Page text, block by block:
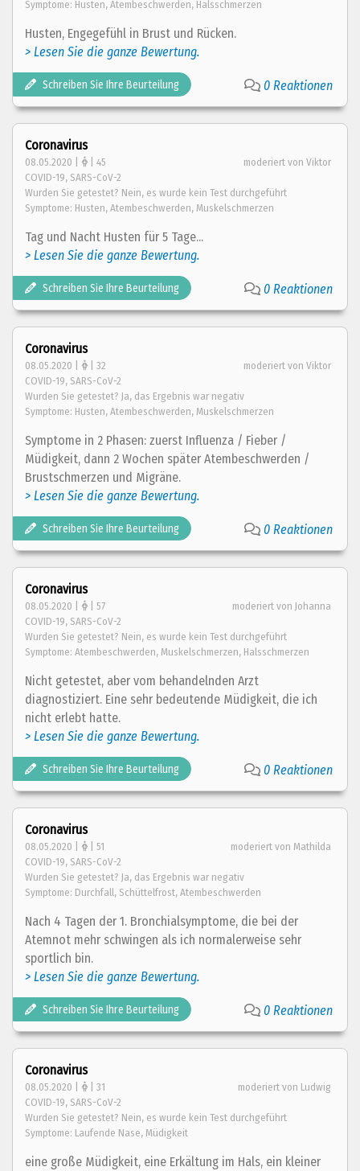
Symptome: Husten, Atembeschwerden, Halsschmerzen
Husten, Engegefühl in Brust und Rücken.
> Lesen Sie die ganze Bewertung.
Schreiben Sie Ihre Beurteilung 0 Reaktionen
Coronavirus
08.05.2020 | | 45
moderiert von Viktor
COVID-19, SARS-CoV-2
Wurden Sie getestet? Nein, es wurde kein Test durchgeführt
Symptome: Husten, Atembeschwerden, Muskelschmerzen
Tag und Nacht Husten für 5 Tage...
> Lesen Sie die ganze Bewertung.
Schreiben Sie Ihre Beurteilung 0 Reaktionen
Coronavirus
08.05.2020 | | 32
moderiert von Viktor
COVID-19, SARS-CoV-2
Wurden Sie getestet? Ja, das Ergebnis war negativ
Symptome: Husten, Atembeschwerden, Muskelschmerzen
Symptome in 2 Phasen: zuerst Influenza / Fieber /
Müdigkeit, dann 2 Wochen später Atembeschwerden /
Brustschmerzen und Migräne.
> Lesen Sie die ganze Bewertung.
Schreiben Sie Ihre Beurteilung 0 Reaktionen
Coronavirus
08.05.2020 | | 57
moderiert von Johanna
COVID-19, SARS-CoV-2
Wurden Sie getestet? Nein, es wurde kein Test durchgeführt
Symptome: Atembeschwerden, Muskelschmerzen, Halsschmerzen
Nicht getestet, aber vom behandelnden Arzt
diagnostiziert. Eine sehr bedeutende Müdigkeit, die ich
nicht erlebt hatte.
> Lesen Sie die ganze Bewertung.
Schreiben Sie Ihre Beurteilung 0 Reaktionen
Coronavirus
08.05.2020 | | 51
moderiert von Mathilda
COVID-19, SARS-CoV-2
Wurden Sie getestet? Ja, das Ergebnis war negativ
Symptome: Durchfall, Schüttelfrost, Atembeschwerden
Nach 4 Tagen der 1. Bronchialsymptome, die bei der
Atemnot mehr schwingen als ich normalerweise sehr
sportlich bin.
> Lesen Sie die ganze Bewertung.
Schreiben Sie Ihre Beurteilung 0 Reaktionen
Coronavirus
08.05.2020 | | 31
moderiert von Ludwig
COVID-19, SARS-CoV-2
Wurden Sie getestet? Nein, es wurde kein Test durchgeführt
Symptome: Laufende Nase, Müdigkeit
eine große Müdigkeit, eine Erkältung im Hals, ein kleiner